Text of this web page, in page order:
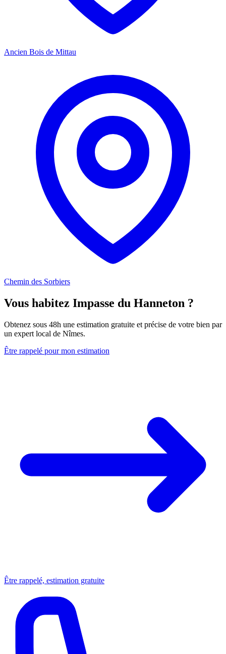
Ancien Bois de Mittau
Chemin des Sorbiers
Vous habitez Impasse du Hanneton ?
Obtenez sous 48h une estimation gratuite et précise de votre bien par
un expert local de Nîmes.
Être rappelé pour mon estimation
Être rappelé, estimation gratuite